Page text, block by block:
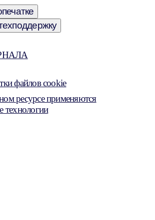
файлов cookie
ресурсе применяются
технологии